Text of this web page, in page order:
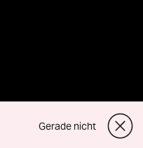
Gerade nicht